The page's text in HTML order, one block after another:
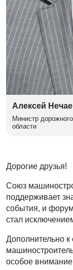
Алексей
Министр
области
Дорогие друзья!
Союз
поддерживает
события, и
стал
Дополнительно к
особое